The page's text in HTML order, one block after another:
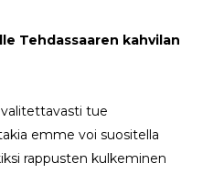
Tehdassaaren kahvilan
tue
emme voi suositella
rappusten kulkeminen